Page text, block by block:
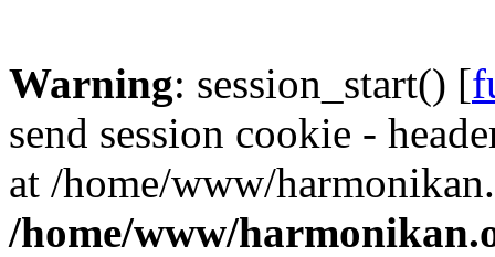
Warning: session_start() [
send session cookie -
at /home/www/
/home/www/